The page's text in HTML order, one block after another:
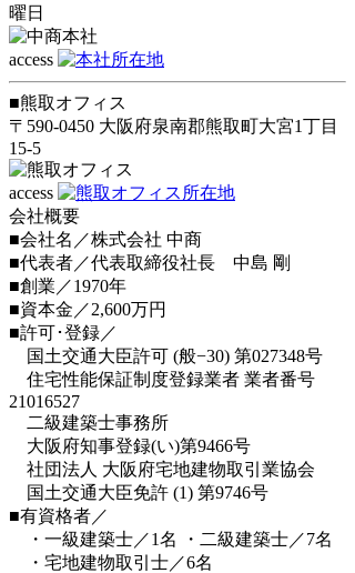
曜日
access
■熊取オフィス
〒590-0450 大阪府泉南郡熊取町大宮1丁目
15-5
access
会社概要
■会社名／株式会社 中商
■代表者／代表取締役社長 中島 剛
■創業／1970年
■資本金／2,600万円
■許可･登録／
国土交通大臣許可 (般−30) 第027348号
住宅性能保証制度登録業者 業者番号
21016527
二級建築士事務所
大阪府知事登録(い)第9466号
社団法人 大阪府宅地建物取引業協会
国土交通大臣免許 (1) 第9746号
■有資格者／
・一級建築士／1名 ・二級建築士／7名
・宅地建物取引士／6名